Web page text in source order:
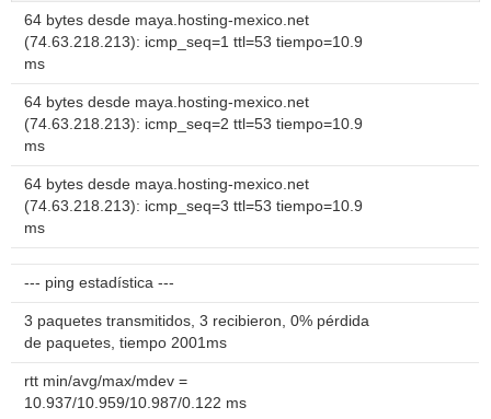
64 bytes desde maya.hosting-mexico.net
(74.63.218.213): icmp_seq=1 ttl=53 tiempo=10.9
ms
64 bytes desde maya.hosting-mexico.net
(74.63.218.213): icmp_seq=2 ttl=53 tiempo=10.9
ms
64 bytes desde maya.hosting-mexico.net
(74.63.218.213): icmp_seq=3 ttl=53 tiempo=10.9
ms
--- ping estadística ---
3 paquetes transmitidos, 3 recibieron, 0% pérdida
de paquetes, tiempo 2001ms
rtt min/avg/max/mdev =
10.937/10.959/10.987/0.122 ms